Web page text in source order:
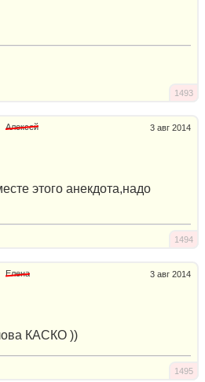
1493
3 авг 2014
Алексей
этого анекдота,надо
1494
3 авг 2014
Елена
КАСКО ))
1495